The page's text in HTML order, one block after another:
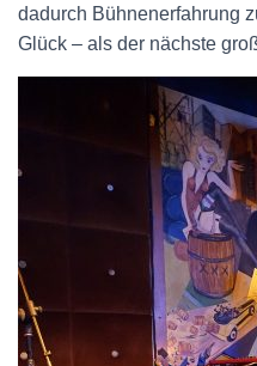
dadurch Bühnenerfahrung
Glück – als der nächste